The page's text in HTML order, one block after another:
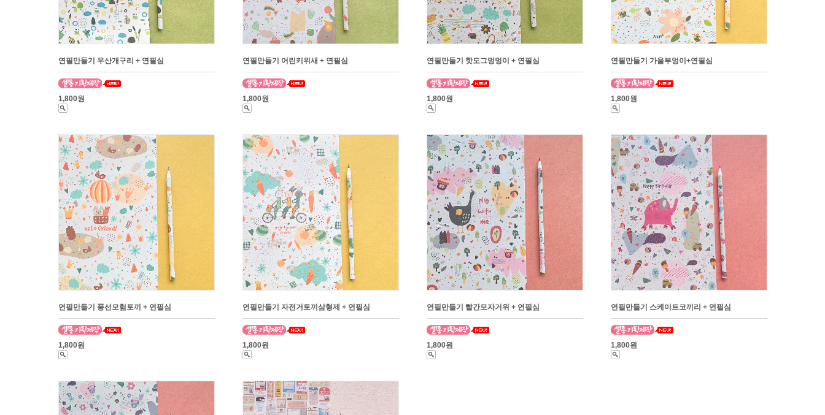
연필만들기 우산개구리 + 연필심
1,800원
연필만들기 어린키위새 + 연필심
1,800원
연필만들기 핫도그멍멍이 + 연필심
1,800원
연필만들기 가을부엉이+연필심
1,800원
연필만들기 풍선모험토끼 + 연필심
1,800원
연필만들기 자전거토끼삼형제 + 연필심
1,800원
연필만들기 빨간모자거위 + 연필심
1,800원
연필만들기 스케이트코끼리 + 연필심
1,800원